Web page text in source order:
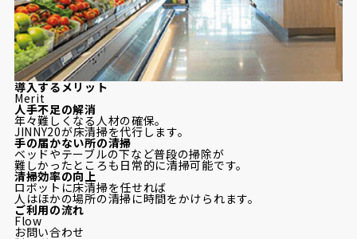
導入するメリット
Merit
人手不足の解消
年々難しくなる人材の確保。
JINNY20が床清掃を代行します。
手の届かない所の清掃
ベッドやテーブルの下など普段の掃除が
難しかったところも日常的に清掃可能です。
清掃効率の向上
ロボットに床清掃を任せれば
人はほかの場所の清掃に時間をかけられます。
ご利用の流れ
Flow
お問い合わせ